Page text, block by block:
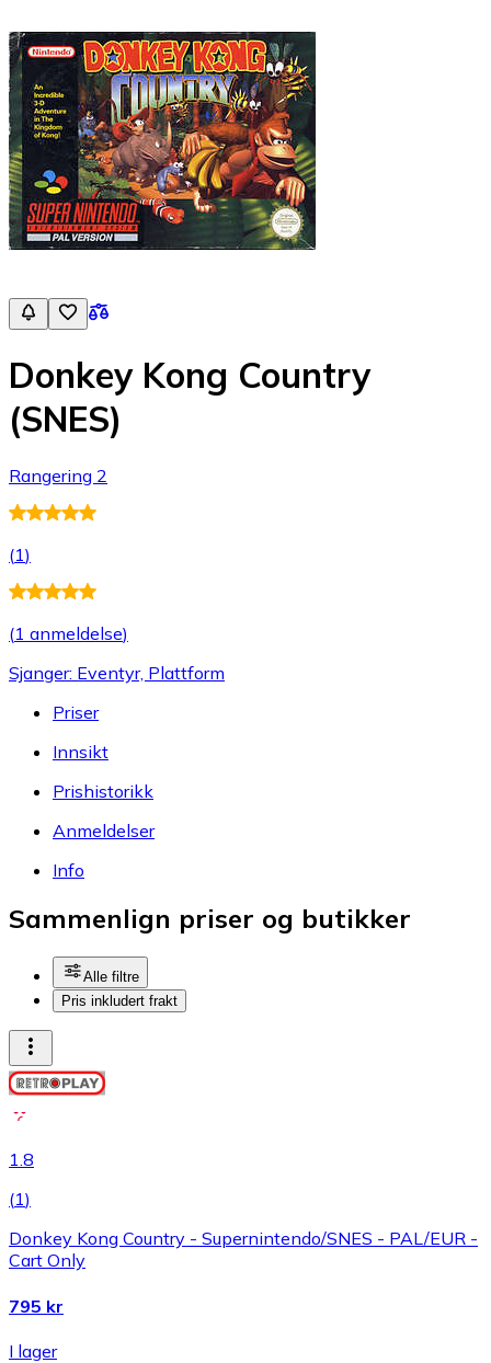
Donkey Kong Country
(SNES)
Rangering 2
(1)
(1 anmeldelse)
Sjanger: Eventyr, Plattform
Priser
Innsikt
Prishistorikk
Anmeldelser
Info
Sammenlign priser og butikker
Alle filtre
Pris inkludert frakt
1.8
(1)
Donkey Kong Country - Supernintendo/SNES - PAL/EUR -
Cart Only
795 kr
I lager